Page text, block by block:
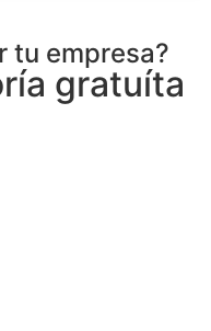
tu empresa?
gratuíta